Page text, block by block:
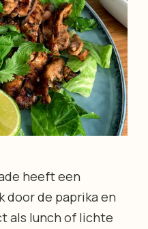
heeft een
door de paprika en
als lunch of lichte